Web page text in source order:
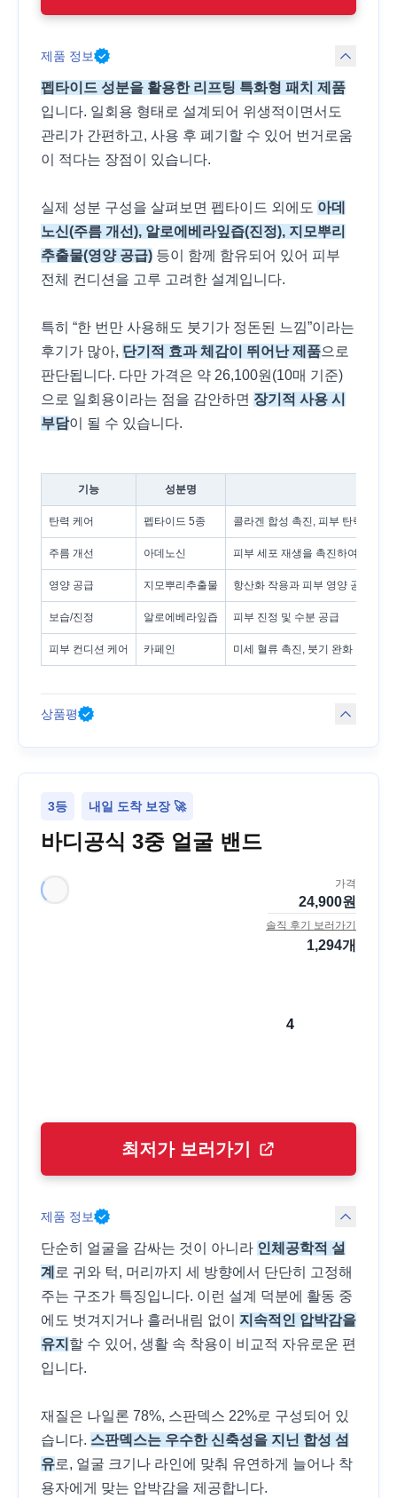
제품 정보
펩타이드 성분을 활용한 리프팅 특화형 패치 제품
입니다. 일회용 형태로 설계되어 위생적이면서도
관리가 간편하고, 사용 후 폐기할 수 있어 번거로움
이 적다는 장점이 있습니다.
실제 성분 구성을 살펴보면 펩타이드 외에도 아데
노신(주름 개선), 알로에베라잎즙(진정), 지모뿌리
추출물(영양 공급) 등이 함께 함유되어 있어 피부
전체 컨디션을 고루 고려한 설계입니다.
특히 “한 번만 사용해도 붓기가 정돈된 느낌”이라는
후기가 많아, 단기적 효과 체감이 뛰어난 제품으로
판단됩니다. 다만 가격은 약 26,100원(10매 기준)
으로 일회용이라는 점을 감안하면 장기적 사용 시
부담이 될 수 있습니다.
기능 성분명
탄력 케어 펩타이드 5종 콜라겐 합성 촉진, 피부 탄력 증가
주름 개선 아데노신 피부 세포 재생을 촉진하여 주름
영양 공급 지모뿌리추출물 항산화 작용과 피부 영양 공급
보습/진정 알로에베라잎즙 피부 진정 및 수분 공급
피부 컨디션 케어 카페인 미세 혈류 촉진, 붓기 완화
상품평
3등 내일 도착 보장 🚀
바디공식 3중 얼굴 밴드
가격
24,900원
솔직 후기 보러가기
1,294개
4
최저가 보러가기
제품 정보
단순히 얼굴을 감싸는 것이 아니라 인체공학적 설
계 로 귀와 턱, 머리까지 세 방향에서 단단히 고정해
주는 구조가 특징입니다. 이런 설계 덕분에 활동 중
에도 벗겨지거나 흘러내림 없이 지속적인 압박감을
유지 할 수 있어, 생활 속 착용이 비교적 자유로운 편
입니다.
재질은 나일론 78%, 스판덱스 22%로 구성되어 있
습니다. 스판덱스는 우수한 신축성을 지닌 합성 섬
유로, 얼굴 크기나 라인에 맞춰 유연하게 늘어나 착
용자에게 맞는 압박감을 제공합니다.